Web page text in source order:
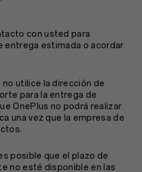
con usted para
entrega estimada o acordar
utilice la dirección de
para la entrega de
OnePlus no podrá realizar
una vez que la empresa de
posible que el plazo de
no esté disponible en las